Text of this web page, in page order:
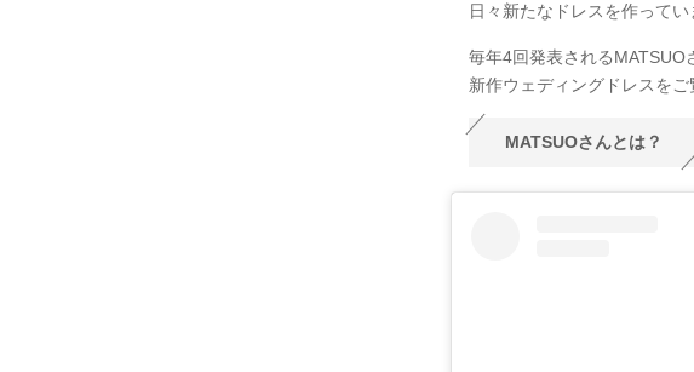
日々新たなドレスを作ってい
毎年4回発表されるMATSUO
新作ウェディングドレスを
MATSUOさんとは？